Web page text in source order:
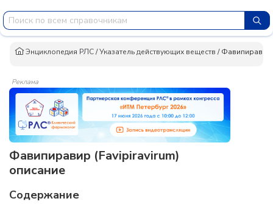
Энциклопедия РЛС/Указатель действующих веществ /Фавипиравир
Реклама
Фавипиравир (Favipiravirum)
описание
Содержание